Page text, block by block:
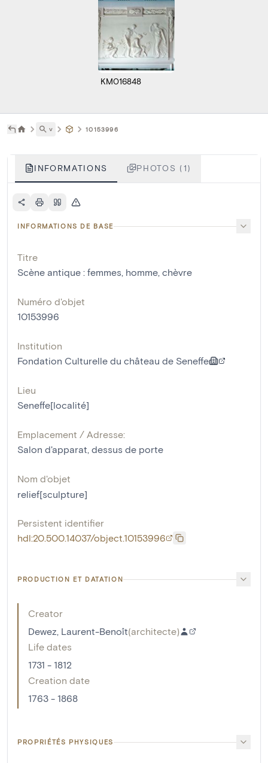
KM016848
˅ 10153996
INFORMATIONS PHOTOS (1)
INFORMATIONS DE BASE
Titre
Scène antique : femmes, homme, chèvre
Numéro d'objet
10153996
Institution
Fondation Culturelle du château de Seneffe
Lieu
Seneffe[localité]
Emplacement / Adresse:
Salon d'apparat, dessus de porte
Nom d'objet
relief[sculpture]
Persistent identifier
hdl:20.500.14037/object.10153996
PRODUCTION ET DATATION
Creator
Dewez, Laurent-Benoît(architecte)
Life dates
1731 - 1812
Creation date
1763 - 1868
PROPRIÉTÉS PHYSIQUES